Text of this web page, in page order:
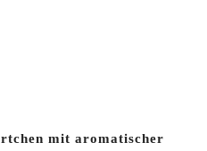
mit aromatischer